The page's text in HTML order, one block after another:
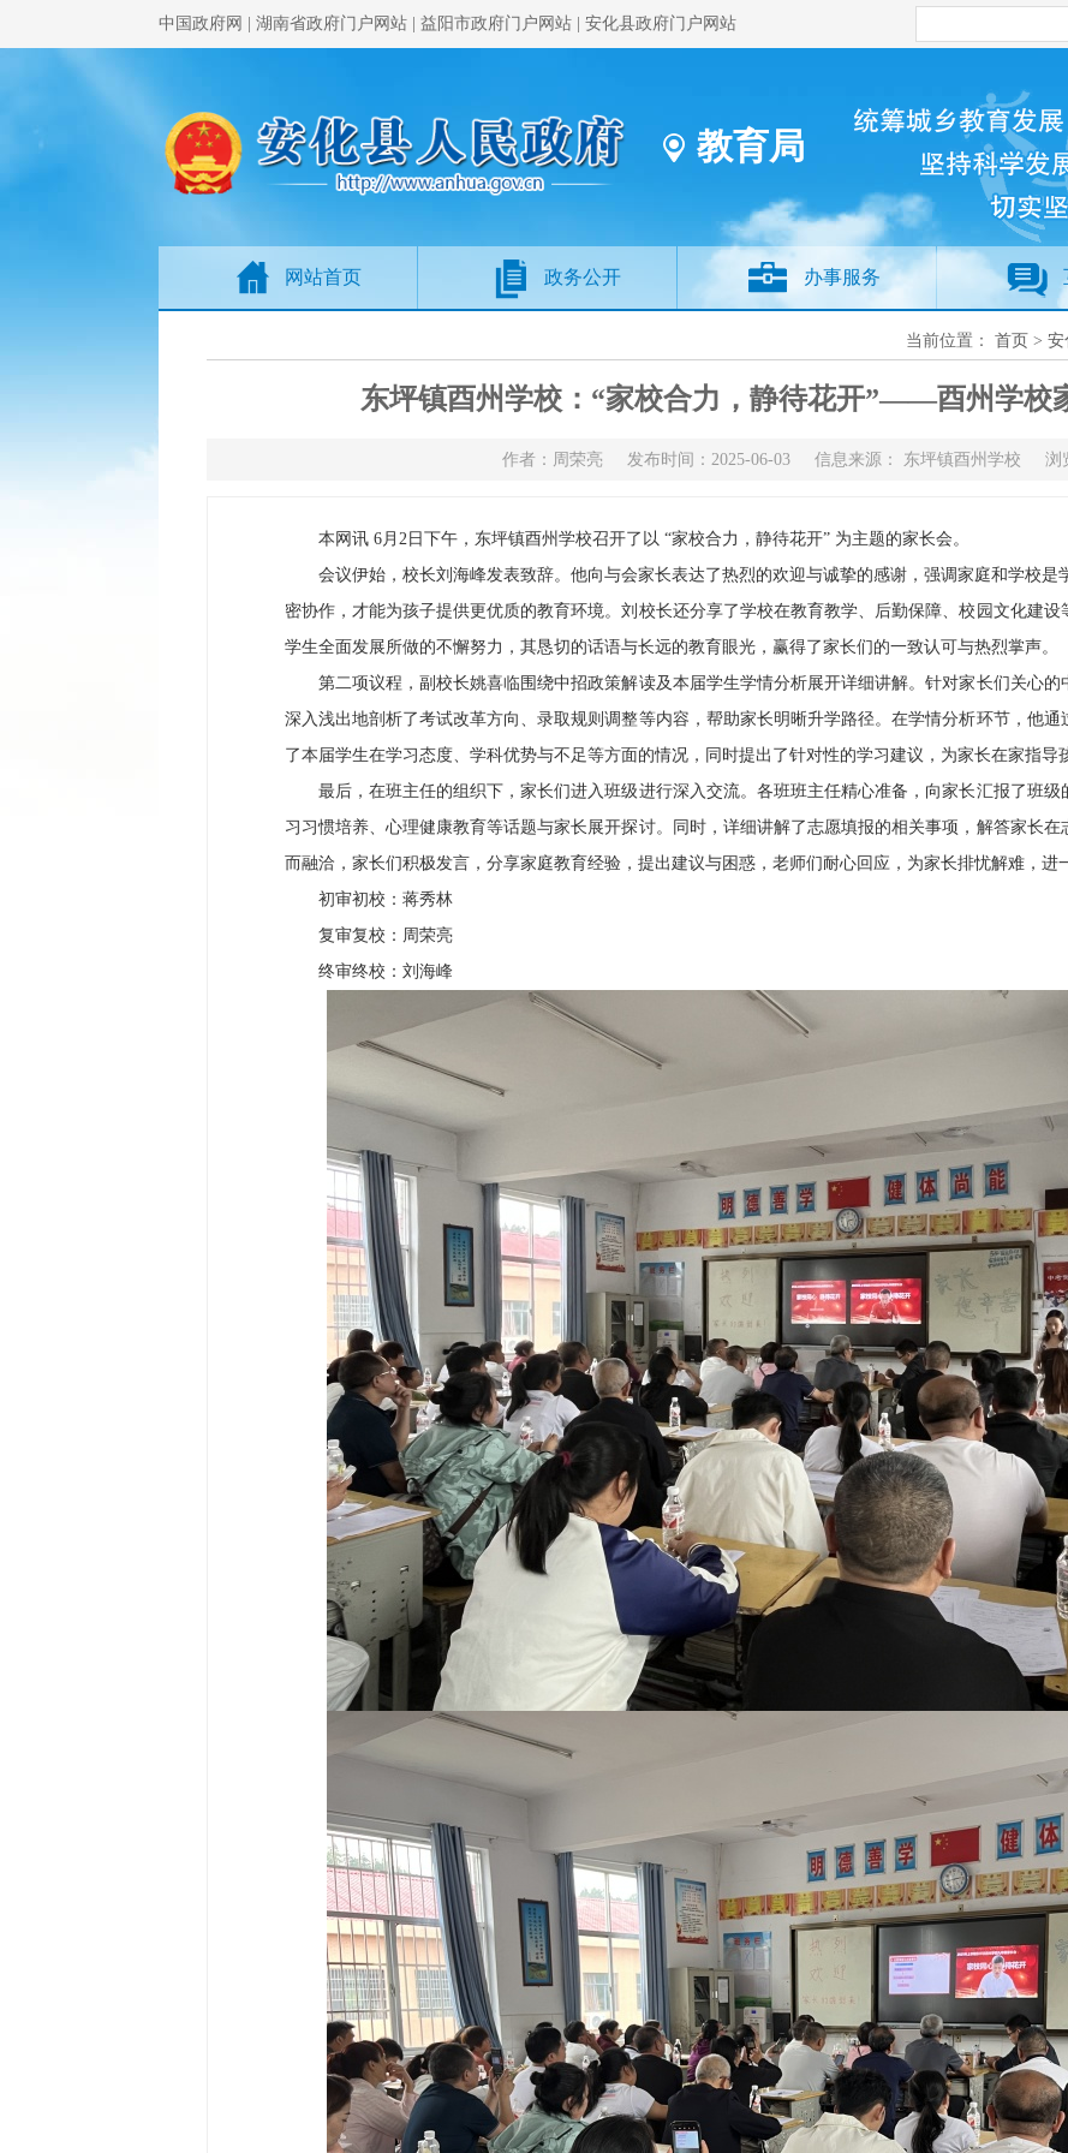
中国政府网 湖南省政府门户网站 益阳市政府门户网站 安化县政府门户网站
教育局
网站首页 政务公开 办事服务
当前位置： 首页 > 安
东坪镇酉州学校：“家校合力，静待花开”——酉州学校
作者：周荣亮 发布时间：2025-06-03 信息来源： 东坪镇酉州学校 浏
本网讯 6月2日下午，东坪镇酉州学校召开了以 “家校合力，静待花开” 为主题的家长会。
会议伊始，校长刘海峰发表致辞。他向与会家长表达了热烈的欢迎与诚挚的感谢，强调家庭和学校是
密协作，才能为孩子提供更优质的教育环境。刘校长还分享了学校在教育教学、后勤保障、校园文化建
学生全面发展所做的不懈努力，其恳切的话语与长远的教育眼光，赢得了家长们的一致认可与热烈掌声。​
第二项议程，副校长姚喜临围绕中招政策解读及本届学生学情分析展开详细讲解。针对家长们关心的
深入浅出地剖析了考试改革方向、录取规则调整等内容，帮助家长明晰升学路径。在学情分析环节，他
了本届学生在学习态度、学科优势与不足等方面的情况，同时提出了针对性的学习建议，为家长在家指导
最后，在班主任的组织下，家长们进入班级进行深入交流。各班班主任精心准备，向家长汇报了班级
习习惯培养、心理健康教育等话题与家长展开探讨。同时，详细讲解了志愿填报的相关事项，解答家长
而融洽，家长们积极发言，分享家庭教育经验，提出建议与困惑，老师们耐心回应，为家长排忧解难，进
初审初校：蒋秀林
复审复校：周荣亮
终审终校：刘海峰